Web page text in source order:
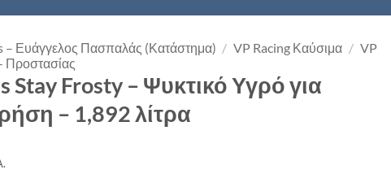
– Ευάγγελος Πασπαλάς (Κατάστημα) / VP Racing Καύσιμα / VP
Προστασίας
Stay Frosty – Ψυκτικό Υγρό για
– 1,892 λίτρα